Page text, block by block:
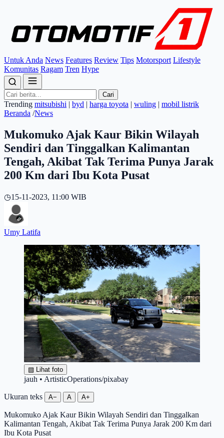
Untuk Anda News Features Review Tips Motorsport Lifestyle
Komunitas Ragam Tren Hype
Cari
Trending mitsubishi | byd | harga toyota | wuling | mobil listrik
Beranda /News
Mukomuko Ajak Kaur Bikin Wilayah
Sendiri dan Tinggalkan Kalimantan
Tengah, Akibat Tak Terima Punya Jarak
200 Km dari Ibu Kota Pusat
◷15-11-2023, 11:00 WIB
Umy Latifa
▧ Lihat foto
jauh • ArtisticOperations/pixabay
Ukuran teks A− A A+
Mukomuko Ajak Kaur Bikin Wilayah Sendiri dan Tinggalkan
Kalimantan Tengah, Akibat Tak Terima Punya Jarak 200 Km dari
Ibu Kota Pusat